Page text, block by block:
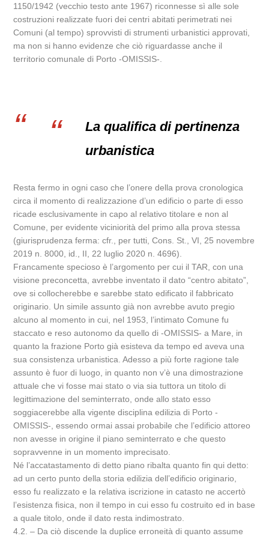
1150/1942 (vecchio testo ante 1967) riconnesse sì alle sole
costruzioni realizzate fuori dei centri abitati perimetrati nei
Comuni (al tempo) sprovvisti di strumenti urbanistici approvati,
ma non si hanno evidenze che ciò riguardasse anche il
territorio comunale di Porto -OMISSIS-.
La qualifica di pertinenza
urbanistica
Resta fermo in ogni caso che l’onere della prova cronologica
circa il momento di realizzazione d’un edificio o parte di esso
ricade esclusivamente in capo al relativo titolare e non al
Comune, per evidente viciniorità del primo alla prova stessa
(giurisprudenza ferma: cfr., per tutti, Cons. St., VI, 25 novembre
2019 n. 8000, id., II, 22 luglio 2020 n. 4696).
Francamente specioso è l’argomento per cui il TAR, con una
visione preconcetta, avrebbe inventato il dato “centro abitato”,
ove si collocherebbe e sarebbe stato edificato il fabbricato
originario. Un simile assunto già non avrebbe avuto pregio
alcuno al momento in cui, nel 1953, l’intimato Comune fu
staccato e reso autonomo da quello di -OMISSIS- a Mare, in
quanto la frazione Porto già esisteva da tempo ed aveva una
sua consistenza urbanistica. Adesso a più forte ragione tale
assunto è fuor di luogo, in quanto non v’è una dimostrazione
attuale che vi fosse mai stato o via sia tuttora un titolo di
legittimazione del seminterrato, onde allo stato esso
soggiacerebbe alla vigente disciplina edilizia di Porto -
OMISSIS-, essendo ormai assai probabile che l’edificio attoreo
non avesse in origine il piano seminterrato e che questo
sopravvenne in un momento imprecisato.
Né l’accatastamento di detto piano ribalta quanto fin qui detto:
ad un certo punto della storia edilizia dell’edificio originario,
esso fu realizzato e la relativa iscrizione in catasto ne accertò
l’esistenza fisica, non il tempo in cui esso fu costruito ed in base
a quale titolo, onde il dato resta indimostrato.
4.2. – Da ciò discende la duplice erroneità di quanto assume